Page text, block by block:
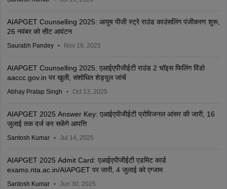
AIAPGET Counselling 2025: आयुष पीजी स्ट्रे राउंड काउंसलिंग पंजीकरण शुरू,
26 नवंबर को सीट आवंटन
Saurabh Pandey Nov 19, 2025
AIAPGET Counselling 2025: एआईएपीजीईटी राउंड 2 चॉइस फिलिंग विंडो
aaccc.gov.in पर खुली, संशोधित शेड्यूल जांचें
Abhay Pratap Singh Oct 13, 2025
AIAPGET 2025 Answer Key: एआईएपीजीईटी प्रोविजनल आंसर की जारी, 16
जुलाई तक दर्ज कर सकेंगे आपत्ति
Santosh Kumar Jul 14, 2025
AIAPGET 2025 Admit Card: एआईएपीजीईटी एडमिट कार्ड
exams.nta.ac.in/AIAPGET पर जारी, 4 जुलाई को एग्जाम
Santosh Kumar Jun 30, 2025